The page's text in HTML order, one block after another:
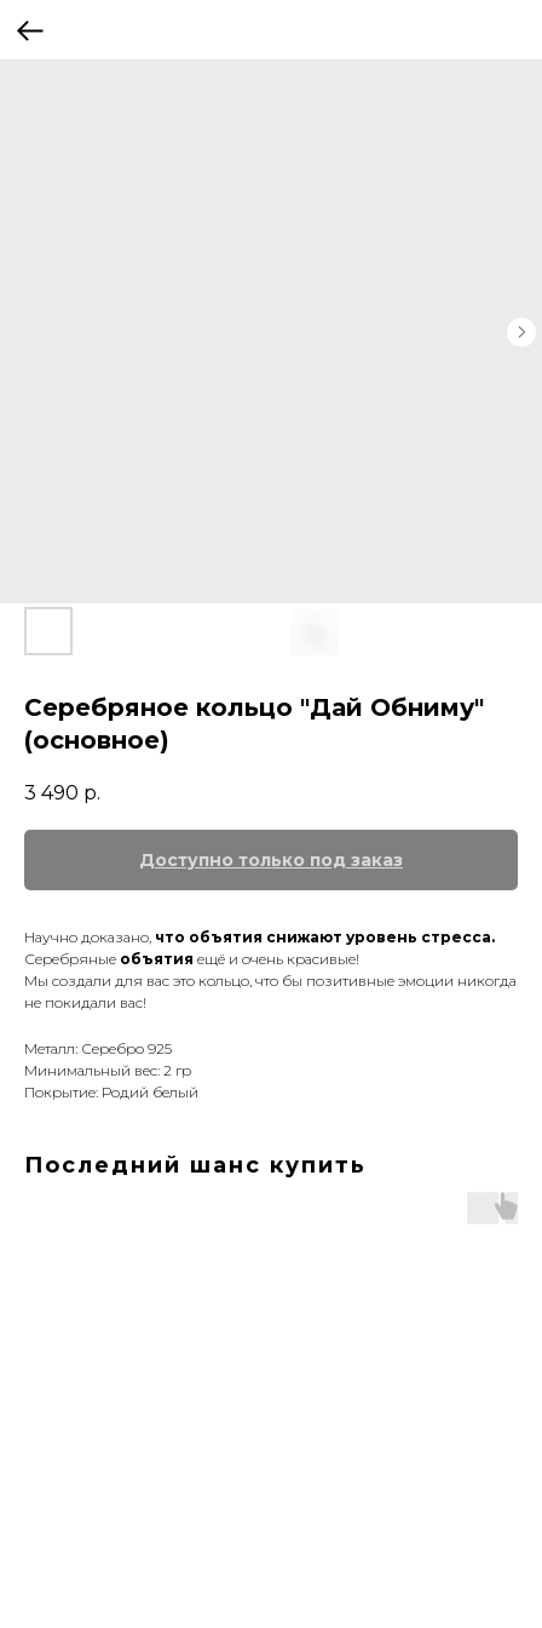
Серебряное кольцо "Дай Обниму"
(основное)
3 490 р.
Научно доказано, что объятия снижают уровень стресса.
Серебряные объятия ещё и очень красивые!
Мы создали для вас это кольцо, что бы позитивные эмоции никогда
не покидали вас!
Металл: Серебро 925
Минимальный вес: 2 гр
Покрытие: Родий белый
Последний шанс купить